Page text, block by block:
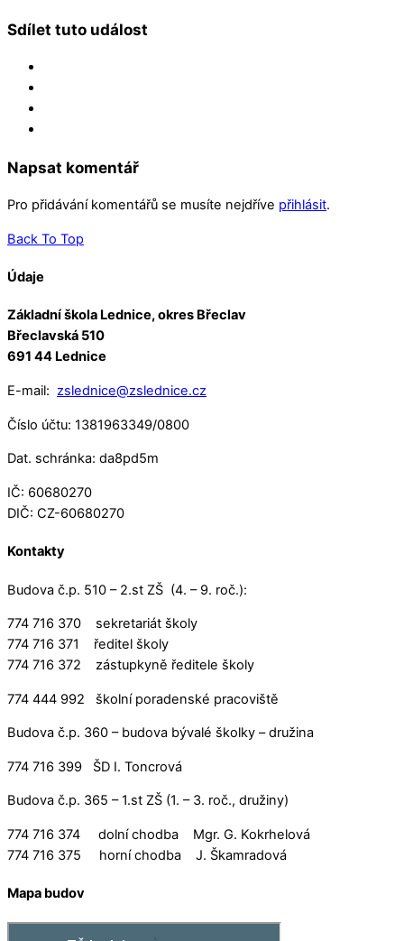
Sdílet tuto událost
Napsat komentář
Pro přidávání komentářů se musíte nejdříve přihlásit.
Back To Top
Údaje
Základní škola Lednice, okres Břeclav
Břeclavská 510
691 44 Lednice
E-mail: zslednice@zslednice.cz
Číslo účtu: 1381963349/0800
Dat. schránka: da8pd5m
IČ: 60680270
DIČ: CZ-60680270
Kontakty
Budova č.p. 510 – 2.st ZŠ (4. – 9. roč.):
774 716 370 sekretariát školy
774 716 371 ředitel školy
774 716 372 zástupkyně ředitele školy
774 444 992 školní poradenské pracoviště
Budova č.p. 360 – budova bývalé školky – družina
774 716 399 ŠD I. Toncrová
Budova č.p. 365 – 1.st ZŠ (1. – 3. roč., družiny)
774 716 374 dolní chodba Mgr. G. Kokrhelová
774 716 375 horní chodba J. Škamradová
Mapa budov